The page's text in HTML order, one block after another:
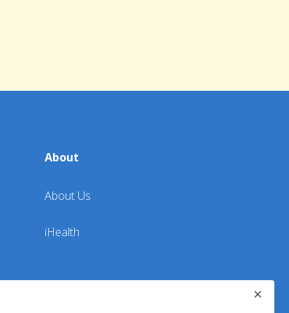
About
About Us
iHealth
×